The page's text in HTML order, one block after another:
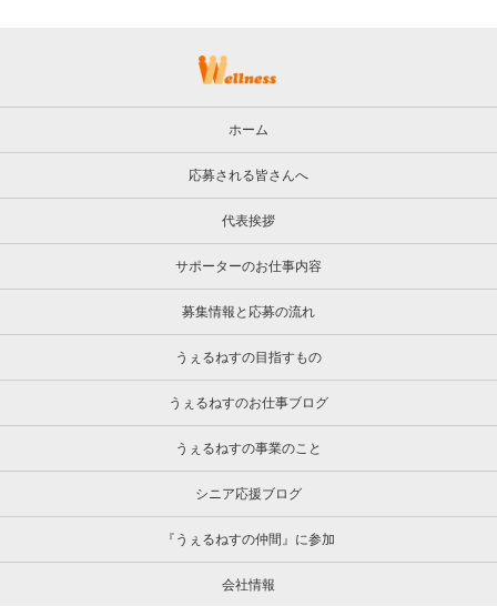
ホーム
応募される皆さんへ
代表挨拶
サポーターのお仕事内容
募集情報と応募の流れ
うぇるねすの目指すもの
うぇるねすのお仕事ブログ
うぇるねすの事業のこと
シニア応援ブログ
『うぇるねすの仲間』に参加
会社情報